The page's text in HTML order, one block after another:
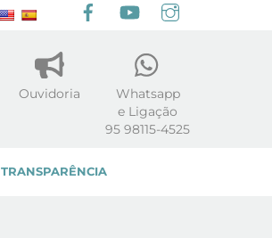
TRANSPARÊNCIA
Ouvidoria
Whatsapp
e Ligação
95 98115-4525